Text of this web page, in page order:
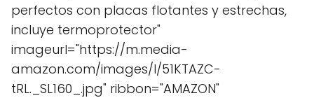
perfectos con placas flotantes y estrechas,
incluye termoprotector"
imageurl="https://m.media-
amazon.com/images/I/51KTAZC-
tRL._SL160_.jpg" ribbon="AMAZON"